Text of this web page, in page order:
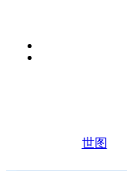
世图